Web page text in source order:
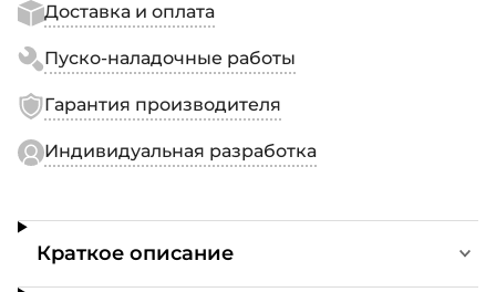
Доставка и оплата
Пуско-наладочные работы
Гарантия производителя
Индивидуальная разработка
Краткое описание